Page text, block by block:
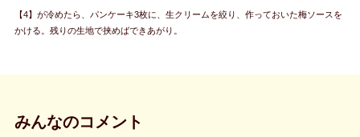
【4】が冷めたら、パンケーキ3枚に、生クリームを絞り、作っておいた梅ソースを
かける。残りの生地で挟めばできあがり。
みんなのコメント